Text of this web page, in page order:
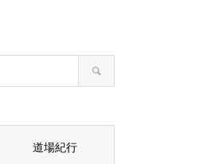
道場紀行